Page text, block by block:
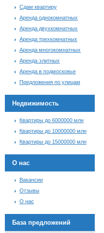
Сдам квартиру
Аренда однокомнатных
Аренда двухкомнатных
Аренда трехкомнатных
Аренда многокомнатных
Аренда элитных
Аренда в подмосковье
Предложения по улицам
Недвижимость
Квартиры до 6000000 млн
Квартиры до 10000000 млн
Квартиры до 15000000 млн
О нас
Вакансии
Отзывы
О нас
База предложений